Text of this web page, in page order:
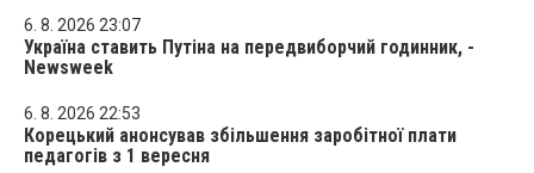
6. 8. 2026 23:07
Україна ставить Путіна на передвиборчий годинник, -
Newsweek
6. 8. 2026 22:53
Корецький анонсував збільшення заробітної плати
педагогів з 1 вересня